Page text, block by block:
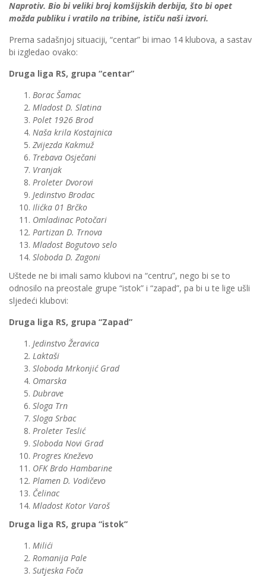
Naprotiv. Bio bi veliki broj komšijskih derbija, što bi opet
možda publiku i vratilo na tribine, ističu naši izvori.
Prema sadašnjoj situaciji, “centar” bi imao 14 klubova, a sastav
bi izgledao ovako:
Druga liga RS, grupa “centar”
Borac Šamac
Mladost D. Slatina
Polet 1926 Brod
Naša krila Kostajnica
Zvijezda Kakmuž
Trebava Osječani
Vranjak
Proleter Dvorovi
Jedinstvo Brodac
Ilićka 01 Brčko
Omladinac Potočari
Partizan D. Trnova
Mladost Bogutovo selo
Sloboda D. Zagoni
Uštede ne bi imali samo klubovi na “centru”, nego bi se to
odnosilo na preostale grupe “istok” i “zapad”, pa bi u te lige ušli
sljedeći klubovi:
Druga liga RS, grupa “Zapad”
Jedinstvo Žeravica
Laktaši
Sloboda Mrkonjić Grad
Omarska
Dubrave
Sloga Trn
Sloga Srbac
Proleter Teslić
Sloboda Novi Grad
Progres Kneževo
OFK Brdo Hambarine
Plamen D. Vodičevo
Čelinac
Mladost Kotor Varoš
Druga liga RS, grupa “istok”
Milići
Romanija Pale
Sutjeska Foča